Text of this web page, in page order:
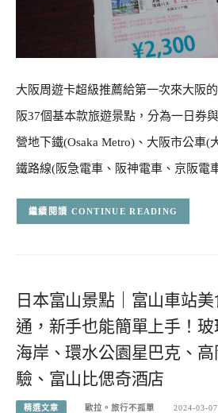
大阪周遊卡超級推薦給第一次來大阪
阪37個基本款旅遊景點，分為一日券
營地下鐵(Osaka Metro)、大阪市公車(
鐵路線(阪急電車、阪神電車、京阪電
CONTINUE READING
日本富山景點｜富山車站
通，新手也能簡單上手！
海岸、環水公園星巴克、
驗、富山比偲奇酒店
精選文章 歐拉。旅行不孤單 2024-03-07